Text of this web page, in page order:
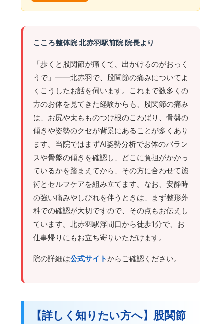
こころ整体院 北赤羽駅前院 院長より
「歩くと股関節が痛くて、出かけるのがおっく
うで」——北赤羽で、股関節の痛みについてよ
くこうしたお話を伺います。これまで数多くの
方のお体を見てきた経験からも、股関節の痛み
は、お尻や太もものつけ根のこわばり、骨盤の
傾きや姿勢のクセが背景にあることが多くあり
ます。当院ではまずAI姿勢分析でお体のバラン
スや骨盤の傾きを確認し、どこに負担がかかっ
ているかを踏まえてから、その方に合わせて施
術とセルフケアを組み立てます。なお、安静時
の強い痛みやしびれを伴うときは、まず整形外
科での確認が大切ですので、その点もお伝えし
ています。北赤羽駅浮間口から徒歩1分で、お
仕事帰りにもお立ち寄りいただけます。
院の詳細は公式サイトからご確認ください。
【詳しく知りたい方へ】股関節